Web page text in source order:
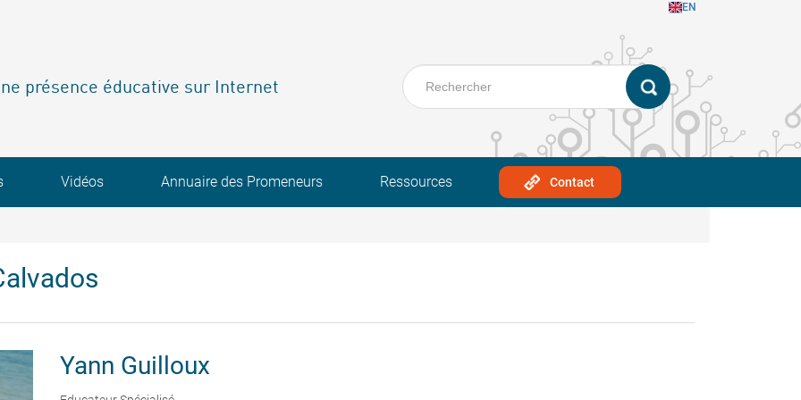
EN
présence éducative sur Internet
Vidéos Annuaire des Promeneurs Ressources Contact
Yann Guilloux